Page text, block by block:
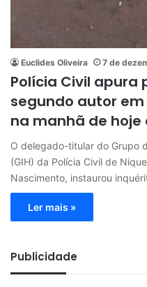
Euclides Oliveira 7 de
Polícia Civil
segundo autor
na manhã de hoje
O delegado-titular do Grupo
(GIH) da Polícia Civil de
Nascimento, instaurou
Ler mais »
Publicidade